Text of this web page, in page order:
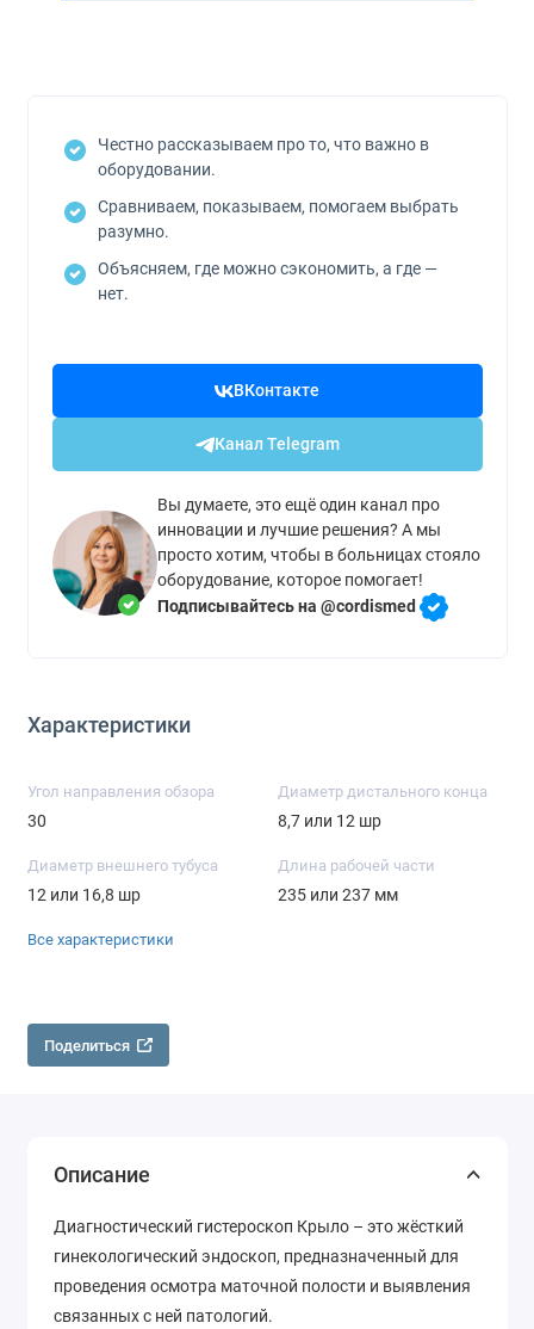
Честно рассказываем про то, что важно в
оборудовании.
Сравниваем, показываем, помогаем выбрать
разумно.
Объясняем, где можно сэкономить, а где —
нет.
ВКонтакте
Канал Telegram
Вы думаете, это ещё один канал про
инновации и лучшие решения? А мы
просто хотим, чтобы в больницах стояло
оборудование, которое помогает!
Подписывайтесь на @cordismed
Характеристики
Угол направления обзора
30
Диаметр дистального конца
8,7 или 12 шр
Диаметр внешнего тубуса
12 или 16,8 шр
Длина рабочей части
235 или 237 мм
Все характеристики
Поделиться
Описание
Диагностический гистероскоп Крыло – это жёсткий
гинекологический эндоскоп, предназначенный для
проведения осмотра маточной полости и выявления
связанных с ней патологий.